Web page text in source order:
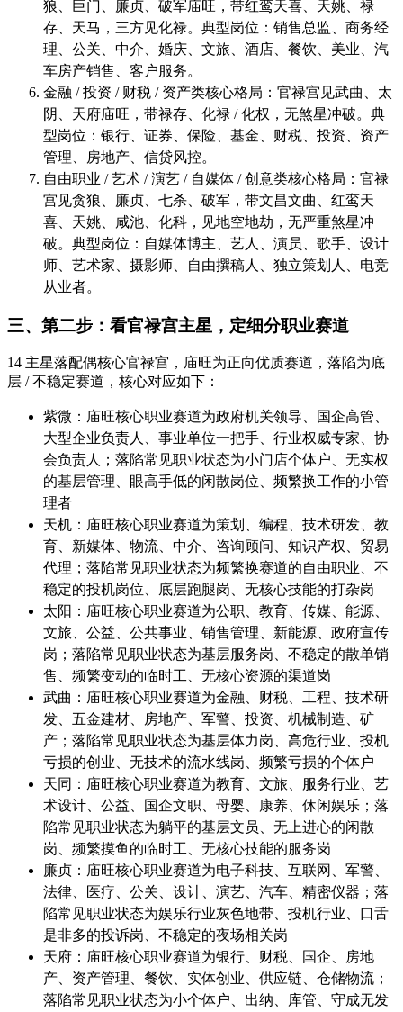
狼、巨门、廉贞、破军庙旺，带红鸾天喜、天姚、禄
存、天马，三方见化禄。典型岗位：销售总监、商务经
理、公关、中介、婚庆、文旅、酒店、餐饮、美业、汽
车房产销售、客户服务。
金融 / 投资 / 财税 / 资产类核心格局：官禄宫见武曲、太
阴、天府庙旺，带禄存、化禄 / 化权，无煞星冲破。典
型岗位：银行、证券、保险、基金、财税、投资、资产
管理、房地产、信贷风控。
自由职业 / 艺术 / 演艺 / 自媒体 / 创意类核心格局：官禄
宫见贪狼、廉贞、七杀、破军，带文昌文曲、红鸾天
喜、天姚、咸池、化科，见地空地劫，无严重煞星冲
破。典型岗位：自媒体博主、艺人、演员、歌手、设计
师、艺术家、摄影师、自由撰稿人、独立策划人、电竞
从业者。
三、第二步：看官禄宫主星，定细分职业赛道
14 主星落配偶核心官禄宫，庙旺为正向优质赛道，落陷为底
层 / 不稳定赛道，核心对应如下：
紫微：庙旺核心职业赛道为政府机关领导、国企高管、
大型企业负责人、事业单位一把手、行业权威专家、协
会负责人；落陷常见职业状态为小门店个体户、无实权
的基层管理、眼高手低的闲散岗位、频繁换工作的小管
理者
天机：庙旺核心职业赛道为策划、编程、技术研发、教
育、新媒体、物流、中介、咨询顾问、知识产权、贸易
代理；落陷常见职业状态为频繁换赛道的自由职业、不
稳定的投机岗位、底层跑腿岗、无核心技能的打杂岗
太阳：庙旺核心职业赛道为公职、教育、传媒、能源、
文旅、公益、公共事业、销售管理、新能源、政府宣传
岗；落陷常见职业状态为基层服务岗、不稳定的散单销
售、频繁变动的临时工、无核心资源的渠道岗
武曲：庙旺核心职业赛道为金融、财税、工程、技术研
发、五金建材、房地产、军警、投资、机械制造、矿
产；落陷常见职业状态为基层体力岗、高危行业、投机
亏损的创业、无技术的流水线岗、频繁亏损的个体户
天同：庙旺核心职业赛道为教育、文旅、服务行业、艺
术设计、公益、国企文职、母婴、康养、休闲娱乐；落
陷常见职业状态为躺平的基层文员、无上进心的闲散
岗、频繁摸鱼的临时工、无核心技能的服务岗
廉贞：庙旺核心职业赛道为电子科技、互联网、军警、
法律、医疗、公关、设计、演艺、汽车、精密仪器；落
陷常见职业状态为娱乐行业灰色地带、投机行业、口舌
是非多的投诉岗、不稳定的夜场相关岗
天府：庙旺核心职业赛道为银行、财税、国企、房地
产、资产管理、餐饮、实体创业、供应链、仓储物流；
落陷常见职业状态为小个体户、出纳、库管、守成无发